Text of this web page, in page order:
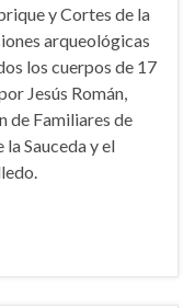
y Cortes de la
arqueológicas
los cuerpos de 17
Jesús Román,
de Familiares de
Sauceda y el